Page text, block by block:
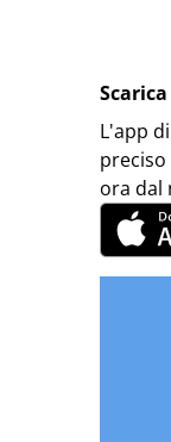
L'app
ora dal